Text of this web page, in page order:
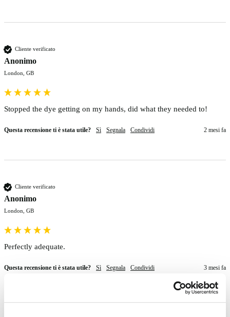
Cliente verificato
Anonimo
London, GB
Stopped the dye getting on my hands, did what they needed to!
Questa recensione ti è stata utile? Sì Segnala Condividi 2 mesi fa
Cliente verificato
Anonimo
London, GB
Perfectly adequate.
Questa recensione ti è stata utile? Sì Segnala Condividi 3 mesi fa